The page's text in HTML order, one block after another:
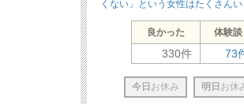
くない」という女性はたくさん
良かった 体験談
330件 73
今日 お休み 明日 お休